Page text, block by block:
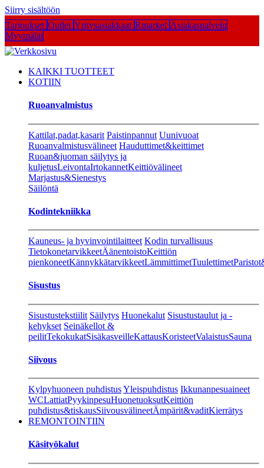
Siirry sisältöön
Tarjoukset Outlet Yritysasiakkaat Rmarket Asiakaspalvelu
Myymälät
KAIKKI TUOTTEET
KOTIIN
Ruoanvalmistus
Kattilat,padat,kasarit Paistinpannut Uunivuoat
Ruoanvalmistusvälineet Hauduttimet&keittimet
Ruoan&juoman säilytys ja
kuljetusLeivontaIrtokannetKeittiövälineet
Marjastus&Sienestys
Säilöntä
Kodintekniikka
Kauneus- ja hyvinvointilaitteet Kodin turvallisuus
TietokonetarvikkeetÄänentoistoKeittiön
pienkoneetKännykkätarvikkeetLämmittimetTuulettimet
Sisustus
Sisustustekstiilit Säilytys Huonekalut Sisustustaulut ja -
kehykset Seinäkellot &
peilitTekokukatSisäkasveilleKattausKoristeetValaistusSauna
Siivous
Kylpyhuoneen puhdistusYleispuhdistus Ikkunanpesuaineet
WCLattiatPyykinpesuHuonetuoksutKeittiön
puhdistus&tiskausSiivousvälineetÄmpärit&vaditKierrätys
REMONTOINTIIN
Käsityökalut